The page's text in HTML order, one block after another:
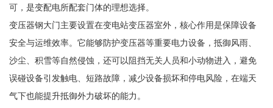
可，是变配电所配套门体的理想选择。
变压器钢大门主要设置在变电站变压器室外，核心作用是保障设备
安全与运维效率。它能够防护变压器等重要电力设备，抵御风雨、
沙尘、积雪等自然侵蚀，还可以阻挡无关人员和小动物进入，避免
误碰设备引发触电、短路故障，减少设备损坏和停电风险，在端天
气下也能提升抵御外力破坏的能力。